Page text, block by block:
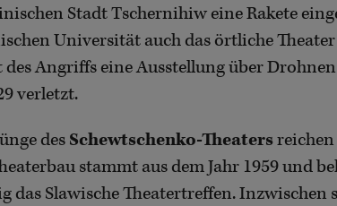
Stadt Tschernihiw eine Rakete
Universität auch das örtliche
Angriffs eine Ausstellung über
verletzt.
des Schewtschenko-Theatersreichen
stammt aus dem Jahr 1959 und
das Slawische Theatertreffen. Inzwischen